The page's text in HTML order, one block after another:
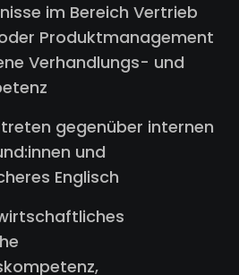
im Bereich Vertrieb
Produktmanagement
Verhandlungs- und
gegenüber internen
und
Englisch